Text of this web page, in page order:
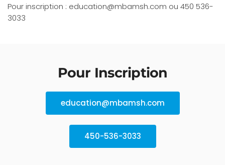
Pour inscription : education@mbamsh.com ou 450 536-
3033
Pour Inscription
education@mbamsh.com
450-536-3033